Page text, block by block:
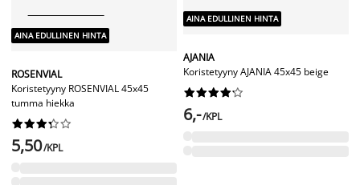
AINA EDULLINEN HINTA
ROSENVIAL
Koristetyyny ROSENVIAL 45x45
tumma hiekka






5,50/KPL
AINA EDULLINEN HINTA
AJANIA
Koristetyyny AJANIA 45x45 beige






6,-/KPL